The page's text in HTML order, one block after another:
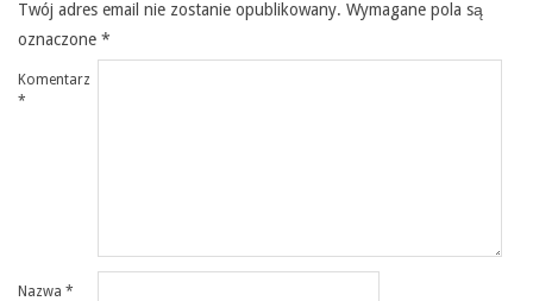
Twój adres email nie zostanie opublikowany. Wymagane pola są
oznaczone *
Komentarz
*
Nazwa *